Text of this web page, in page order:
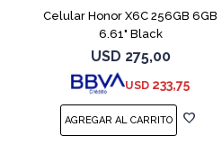
Celular Honor X6C 256GB 6GB
6.61" Black
USD 275,00
USD 233,75